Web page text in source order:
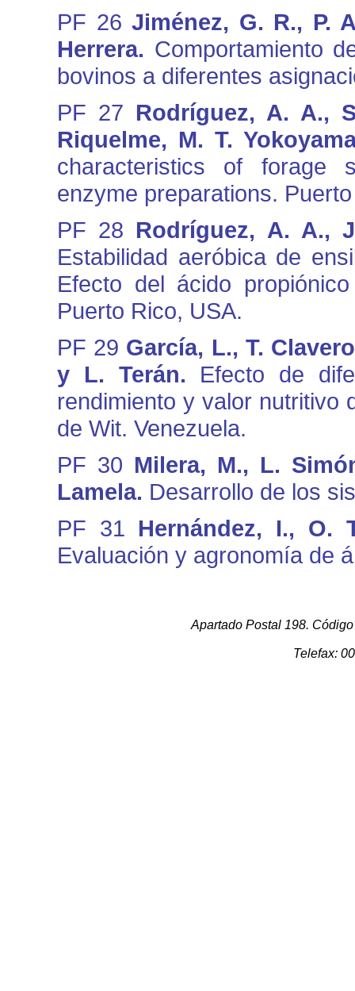
PF 26 Jiménez, G. R., P.
Herrera. Comportamiento
bovinos a diferentes
PF 27 Rodríguez, A. A.,
Riquelme, M. T.
characteristics of forage
enzyme preparations.
PF 28 Rodríguez, A. A.,
Estabilidad aeróbica de
Efecto del ácido
Puerto Rico, USA.
PF 29 García, L., T.
y L. Terán. Efecto de
rendimiento y valor nutritivo
de Wit. Venezuela.
PF 30 Milera, M., L.
Lamela. Desarrollo de los
PF 31 Hernández, I., O.
Evaluación y agronomía de
Apartado Postal 198.
Telefax: